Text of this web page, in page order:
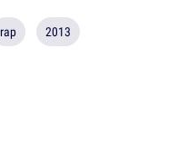
rap 2013